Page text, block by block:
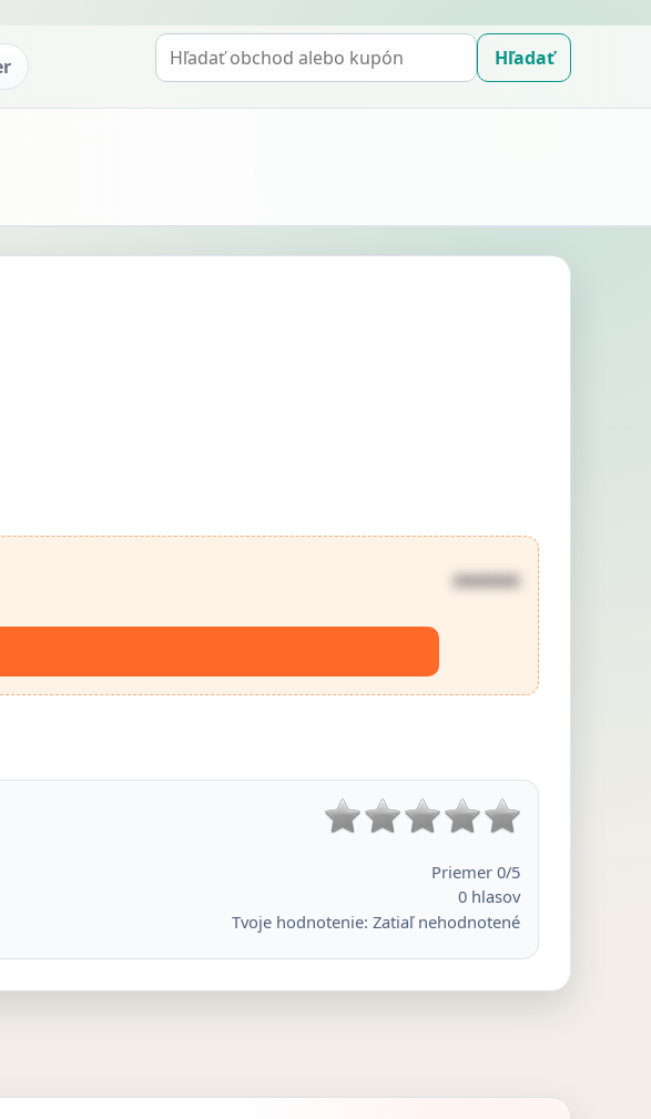
Hľadať
Hľadať
••••••
Priemer 0/5
0 hlasov
Tvoje hodnotenie: Zatiaľ nehodnotené